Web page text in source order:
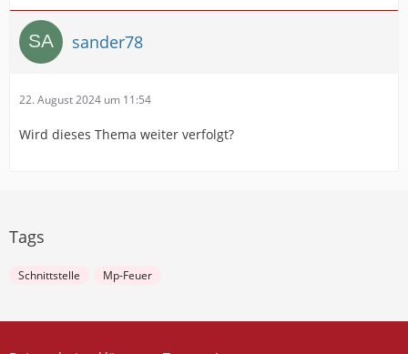
sander78
22. August 2024 um 11:54
Wird dieses Thema weiter verfolgt?
Tags
Schnittstelle Mp-Feuer